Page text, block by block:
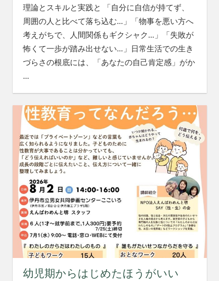
理論とスキルと実践と 「自分に自信が持てず、
周囲の人と比べて落ち込む…」「物事を悪い方へ
考えがちで、人間関係もギクシャク…」「失敗が
怖くて一歩が踏み出せない…」日常生活での生き
づらさの根底には、「あなたの自己肯定感」がか
…
幼児期からはじめたほうがいい